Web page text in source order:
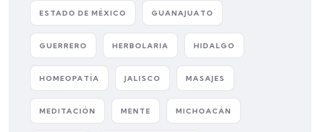
ESTADO DE MÉXICO GUANAJUATO
GUERRERO HERBOLARIA HIDALGO
HOMEOPATÍA JALISCO MASAJES
MEDITACIÓN MENTE MICHOACÁN